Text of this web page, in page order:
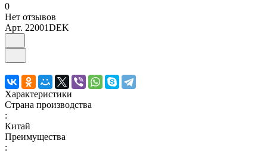
0
Нет отзывов
Арт. 22001DEK
Характеристики
Страна производства
:
Китай
Преимущества
: